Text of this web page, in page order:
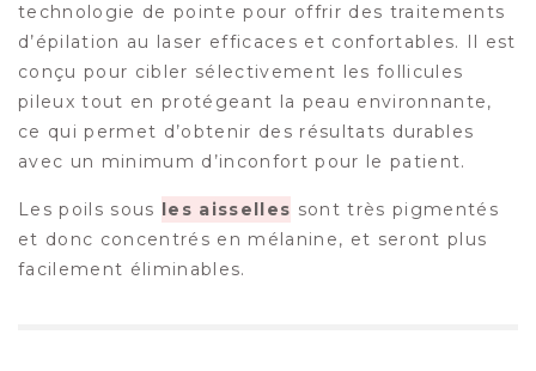
technologie de pointe pour offrir des traitements
d’épilation au laser efficaces et confortables. Il est
conçu pour cibler sélectivement les follicules
pileux tout en protégeant la peau environnante,
ce qui permet d’obtenir des résultats durables
avec un minimum d’inconfort pour le patient.
Les poils sous les aisselles sont très pigmentés
et donc concentrés en mélanine, et seront plus
facilement éliminables.